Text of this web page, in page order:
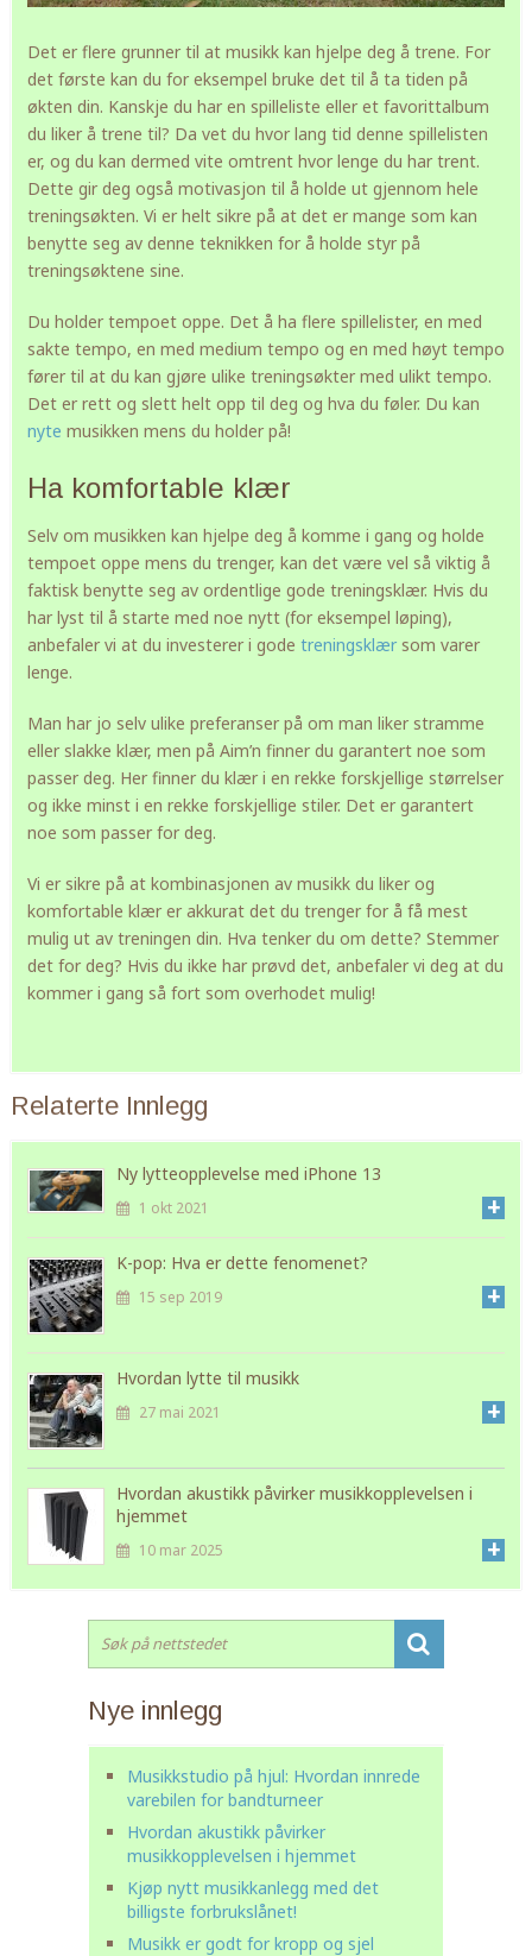
Det er flere grunner til at musikk kan hjelpe deg å trene. For
det første kan du for eksempel bruke det til å ta tiden på
økten din. Kanskje du har en spilleliste eller et favorittalbum
du liker å trene til? Da vet du hvor lang tid denne spillelisten
er, og du kan dermed vite omtrent hvor lenge du har trent.
Dette gir deg også motivasjon til å holde ut gjennom hele
treningsøkten. Vi er helt sikre på at det er mange som kan
benytte seg av denne teknikken for å holde styr på
treningsøktene sine.
Du holder tempoet oppe. Det å ha flere spillelister, en med
sakte tempo, en med medium tempo og en med høyt tempo
fører til at du kan gjøre ulike treningsøkter med ulikt tempo.
Det er rett og slett helt opp til deg og hva du føler. Du kan
nyte musikken mens du holder på!
Ha komfortable klær
Selv om musikken kan hjelpe deg å komme i gang og holde
tempoet oppe mens du trenger, kan det være vel så viktig å
faktisk benytte seg av ordentlige gode treningsklær. Hvis du
har lyst til å starte med noe nytt (for eksempel løping),
anbefaler vi at du investerer i gode treningsklærsom varer
lenge.
Man har jo selv ulike preferanser på om man liker stramme
eller slakke klær, men på Aim’n finner du garantert noe som
passer deg. Her finner du klær i en rekke forskjellige størrelser
og ikke minst i en rekke forskjellige stiler. Det er garantert
noe som passer for deg.
Vi er sikre på at kombinasjonen av musikk du liker og
komfortable klær er akkurat det du trenger for å få mest
mulig ut av treningen din. Hva tenker du om dette? Stemmer
det for deg? Hvis du ikke har prøvd det, anbefaler vi deg at du
kommer i gang så fort som overhodet mulig!
Relaterte Innlegg
Ny lytteopplevelse med iPhone 13
1 okt 2021 +
K-pop: Hva er dette fenomenet?
15 sep 2019 +
Hvordan lytte til musikk
27 mai 2021 +
Hvordan akustikk påvirker musikkopplevelsen i
hjemmet
10 mar 2025 +
Nye innlegg
Musikkstudio på hjul: Hvordan innrede
varebilen for bandturneer
Hvordan akustikk påvirker
musikkopplevelsen i hjemmet
Kjøp nytt musikkanlegg med det
billigste forbrukslånet!
Musikk er godt for kropp og sjel